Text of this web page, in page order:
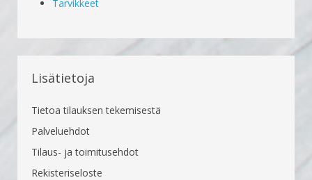
Tarvikkeet
Lisätietoja
Tietoa tilauksen tekemisestä
Palveluehdot
Tilaus- ja toimitusehdot
Rekisteriseloste